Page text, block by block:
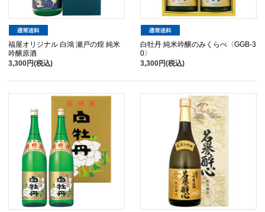
福屋オリジナル 白鴻 瀬戸の煌 純米
吟醸原酒
3,300円(税込)
白牡丹 純米吟醸のみくらべ〈GGB-3
0〉
3,300円(税込)